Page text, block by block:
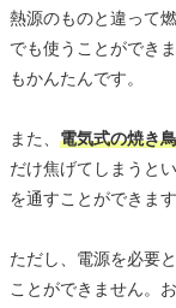
熱源のものと違って
でも使うことができま
もかんたんです。
また、 電気式の焼き
だけ焦げてしまうと
を通すことができます
ただし、電源を必要
ことができません。